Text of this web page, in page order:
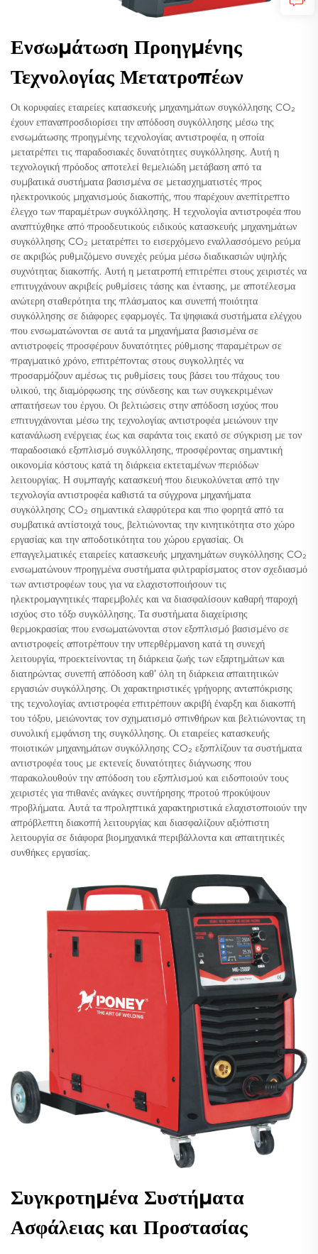
Ενσωμάτωση Προηγμένης
Τεχνολογίας Μετατροπέων
Οι κορυφαίες εταιρείες κατασκευής μηχανημάτων συγκόλλησης CO₂
έχουν επαναπροσδιορίσει την απόδοση συγκόλλησης μέσω της
ενσωμάτωσης προηγμένης τεχνολογίας αντιστροφέα, η οποία
μετατρέπει τις παραδοσιακές δυνατότητες συγκόλλησης. Αυτή η
τεχνολογική πρόοδος αποτελεί θεμελιώδη μετάβαση από τα
συμβατικά συστήματα βασισμένα σε μετασχηματιστές προς
ηλεκτρονικούς μηχανισμούς διακοπής, που παρέχουν ανεπίτρεπτο
έλεγχο των παραμέτρων συγκόλλησης. Η τεχνολογία αντιστροφέα που
αναπτύχθηκε από προοδευτικούς ειδικούς κατασκευής μηχανημάτων
συγκόλλησης CO₂ μετατρέπει το εισερχόμενο εναλλασσόμενο ρεύμα
σε ακριβώς ρυθμιζόμενο συνεχές ρεύμα μέσω διαδικασιών υψηλής
συχνότητας διακοπής. Αυτή η μετατροπή επιτρέπει στους χειριστές να
επιτυγχάνουν ακριβείς ρυθμίσεις τάσης και έντασης, με αποτέλεσμα
ανώτερη σταθερότητα της πλάσματος και συνεπή ποιότητα
συγκόλλησης σε διάφορες εφαρμογές. Τα ψηφιακά συστήματα ελέγχου
που ενσωματώνονται σε αυτά τα μηχανήματα βασισμένα σε
αντιστροφείς προσφέρουν δυνατότητες ρύθμισης παραμέτρων σε
πραγματικό χρόνο, επιτρέποντας στους συγκολλητές να
προσαρμόζουν αμέσως τις ρυθμίσεις τους βάσει του πάχους του
υλικού, της διαμόρφωσης της σύνδεσης και των συγκεκριμένων
απαιτήσεων του έργου. Οι βελτιώσεις στην απόδοση ισχύος που
επιτυγχάνονται μέσω της τεχνολογίας αντιστροφέα μειώνουν την
κατανάλωση ενέργειας έως και σαράντα τοις εκατό σε σύγκριση με τον
παραδοσιακό εξοπλισμό συγκόλλησης, προσφέροντας σημαντική
οικονομία κόστους κατά τη διάρκεια εκτεταμένων περιόδων
λειτουργίας. Η συμπαγής κατασκευή που διευκολύνεται από την
τεχνολογία αντιστροφέα καθιστά τα σύγχρονα μηχανήματα
συγκόλλησης CO₂ σημαντικά ελαφρύτερα και πιο φορητά από τα
συμβατικά αντίστοιχά τους, βελτιώνοντας την κινητικότητα στο χώρο
εργασίας και την αποδοτικότητα του χώρου εργασίας. Οι
επαγγελματικές εταιρείες κατασκευής μηχανημάτων συγκόλλησης CO₂
ενσωματώνουν προηγμένα συστήματα φιλτραρίσματος στον σχεδιασμό
των αντιστροφέων τους για να ελαχιστοποιήσουν τις
ηλεκτρομαγνητικές παρεμβολές και να διασφαλίσουν καθαρή παροχή
ισχύος στο τόξο συγκόλλησης. Τα συστήματα διαχείρισης
θερμοκρασίας που ενσωματώνονται στον εξοπλισμό βασισμένο σε
αντιστροφείς αποτρέπουν την υπερθέρμανση κατά τη συνεχή
λειτουργία, προεκτείνοντας τη διάρκεια ζωής των εξαρτημάτων και
διατηρώντας συνεπή απόδοση καθ’ όλη τη διάρκεια απαιτητικών
εργασιών συγκόλλησης. Οι χαρακτηριστικές γρήγορης ανταπόκρισης
της τεχνολογίας αντιστροφέα επιτρέπουν ακριβή έναρξη και διακοπή
του τόξου, μειώνοντας τον σχηματισμό σπινθήρων και βελτιώνοντας τη
συνολική εμφάνιση της συγκόλλησης. Οι εταιρείες κατασκευής
ποιοτικών μηχανημάτων συγκόλλησης CO₂ εξοπλίζουν τα συστήματα
αντιστροφέα τους με εκτενείς δυνατότητες διάγνωσης που
παρακολουθούν την απόδοση του εξοπλισμού και ειδοποιούν τους
χειριστές για πιθανές ανάγκες συντήρησης προτού προκύψουν
προβλήματα. Αυτά τα προληπτικά χαρακτηριστικά ελαχιστοποιούν την
απρόβλεπτη διακοπή λειτουργίας και διασφαλίζουν αξιόπιστη
λειτουργία σε διάφορα βιομηχανικά περιβάλλοντα και απαιτητικές
συνθήκες εργασίας.
Συγκροτημένα Συστήματα
Ασφάλειας και Προστασίας